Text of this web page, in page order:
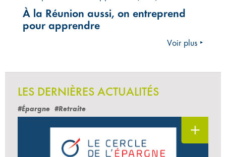
À la Réunion aussi, on entreprend
pour apprendre
Voir plus ‣
LES DERNIÈRES ACTUALITÉS
#Épargne #Retraite